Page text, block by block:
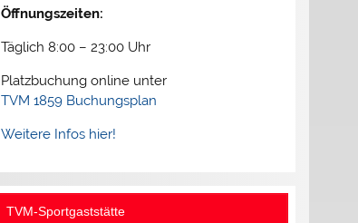
Öffnungszeiten:
Täglich 8:00 – 23:00 Uhr
Platzbuchung online unter
TVM 1859 Buchungsplan
Weitere Infos hier!
TVM-Sportgaststätte